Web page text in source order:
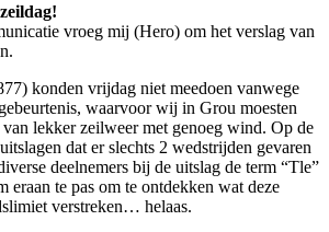
vroeg mij (Hero) om het verslag van
konden vrijdag niet meedoen vanwege
waarvoor wij in Grou moesten
lekker zeilweer met genoeg wind. Op de
dat er slechts 2 wedstrijden gevaren
deelnemers bij de uitslag de term “Tle”
eraan te pas om te ontdekken wat deze
verstreken… helaas.